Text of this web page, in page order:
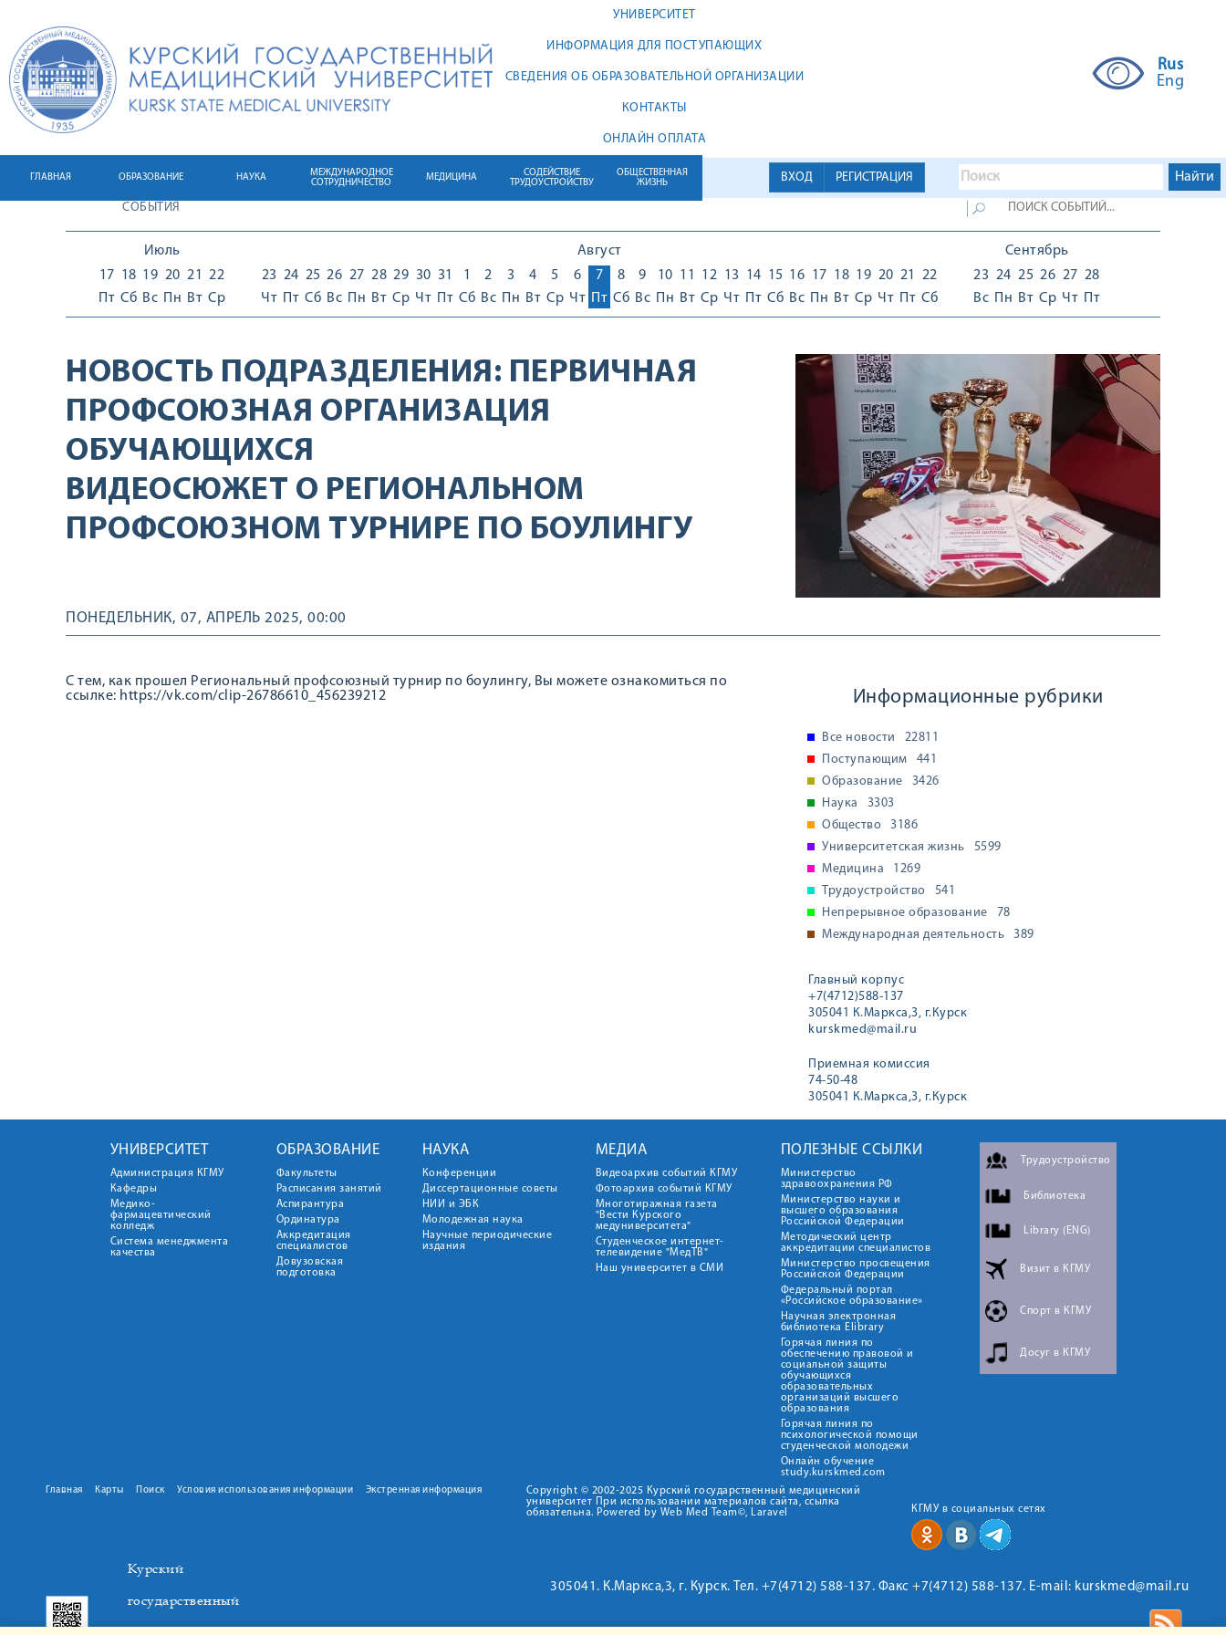
УНИВЕРСИТЕТ
ИНФОРМАЦИЯ ДЛЯ ПОСТУПАЮЩИХ
СВЕДЕНИЯ ОБ ОБРАЗОВАТЕЛЬНОЙ ОРГАНИЗАЦИИ
КОНТАКТЫ
ОНЛАЙН ОПЛАТА
Rus
Eng
ВХОД РЕГИСТРАЦИЯ
ГЛАВНАЯ ОБРАЗОВАНИЕ НАУКА
МЕЖДУНАРОДНОЕ
СОТРУДНИЧЕСТВО
МЕДИЦИНА
СОДЕЙСТВИЕ
ТРУДОУСТРОЙСТВУ
ОБЩЕСТВЕННАЯ
ЖИЗНЬ
СОБЫТИЯ
Июль
17
Пт
18
Сб
19
Вс
20
Пн
21
Вт
22
Ср
Август
23
Чт
24
Пт
25
Сб
26
Вс
27
Пн
28
Вт
29
Ср
30
Чт
31
Пт
1
Сб
2
Вс
3
Пн
4
Вт
5
Ср
6
Чт
7
Пт
8
Сб
9
Вс
10
Пн
11
Вт
12
Ср
13
Чт
14
Пт
15
Сб
16
Вс
17
Пн
18
Вт
19
Ср
20
Чт
21
Пт
22
Сб
Сентябрь
23
Вс
24
Пн
25
Вт
26
Ср
27
Чт
28
Пт
НОВОСТЬ ПОДРАЗДЕЛЕНИЯ: ПЕРВИЧНАЯ
ПРОФСОЮЗНАЯ ОРГАНИЗАЦИЯ
ОБУЧАЮЩИХСЯ
ВИДЕОСЮЖЕТ О РЕГИОНАЛЬНОМ
ПРОФСОЮЗНОМ ТУРНИРЕ ПО БОУЛИНГУ
ПОНЕДЕЛЬНИК, 07, АПРЕЛЬ 2025, 00:00
С тем, как прошел Региональный профсоюзный турнир по боулингу, Вы можете ознакомиться по
ссылке: https://vk.com/clip-26786610_456239212
Информационные рубрики
Все новости
22811
Поступающим
441
Образование
3426
Наука
3303
Общество
3186
Университетская жизнь
5599
Медицина
1269
Трудоустройство
541
Непрерывное образование
78
Международная деятельность
389
Главный корпус
+7(4712)588-137
305041 К.Маркса,3, г.Курск
kurskmed@mail.ru
Приемная комиссия
74-50-48
305041 К.Маркса,3, г.Курск
УНИВЕРСИТЕТ
Администрация КГМУ
Кафедры
Медико-
фармацевтический
колледж
Система менеджмента
качества
ОБРАЗОВАНИЕ
Факультеты
Расписания занятий
Аспирантура
Ординатура
Аккредитация
специалистов
Довузовская
подготовка
НАУКА
Конференции
Диссертационные советы
НИИ и ЭБК
Молодежная наука
Научные периодические
издания
МЕДИА
Видеоархив событий КГМУ
Фотоархив событий КГМУ
Многотиражная газета
"Вести Курского
медуниверситета"
Студенческое интернет-
телевидение "МедТВ"
Наш университет в СМИ
ПОЛЕЗНЫЕ ССЫЛКИ
Министерство
здравоохранения РФ
Министерство науки и
высшего образования
Российской Федерации
Методический центр
аккредитации специалистов
Министерство просвещения
Российской Федерации
Федеральный портал
«Российское образование»
Научная электронная
библиотека Elibrary
Горячая линия по
обеспечению правовой и
социальной защиты
обучающихся
образовательных
организаций высшего
образования
Горячая линия по
психологической помощи
студенческой молодежи
Онлайн обучение
study.kurskmed.com
Трудоустройство
Библиотека
Library (ENG)
Визит в КГМУ
Спорт в КГМУ
Досуг в КГМУ
Главная Карты Поиск Условия использования информации Экстренная информация
Copyright © 2002-2025 Курский государственный медицинский
университет При использовании материалов сайта, ссылка
обязательна. Powered by Web Med Team©, Laravel
КГМУ в социальных сетях
Курский
государственный
305041. К.Маркса,3, г. Курск. Тел. +7(4712) 588-137. Факс +7(4712) 588-137. E-mail: kurskmed@mail.ru